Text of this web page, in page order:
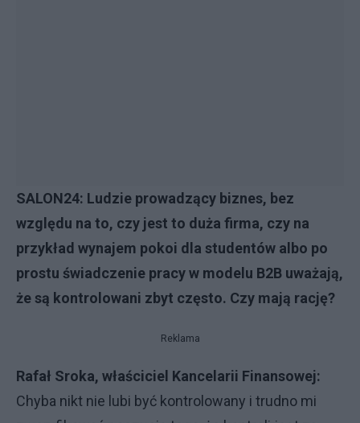
SALON24: Ludzie prowadzący biznes, bez
względu na to, czy jest to duża firma, czy na
przykład wynajem pokoi dla studentów albo po
prostu świadczenie pracy w modelu B2B uważają,
że są kontrolowani zbyt często. Czy mają rację?
Reklama
Rafał Sroka, właściciel Kancelarii Finansowej:
Chyba nikt nie lubi być kontrolowany i trudno mi